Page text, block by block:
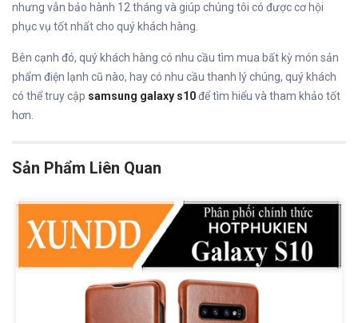
nhưng vẫn bảo hành 12 tháng và giúp chúng tôi có được cơ hội
phục vụ tốt nhất cho quý khách hàng.
Bên cạnh đó, quý khách hàng có nhu cầu tìm mua bất kỳ món sản
phẩm điện lạnh cũ nào, hay có nhu cầu thanh lý chúng, quý khách
có thể truy cập samsung galaxy s10để tìm hiểu và tham khảo tốt
hơn.
Sản Phẩm Liên Quan